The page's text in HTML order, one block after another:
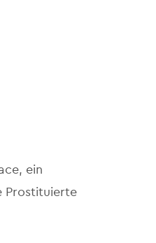
ein
Prostituierte